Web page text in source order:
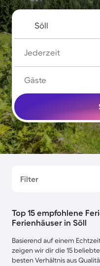
Jederzeit
Gäste
Filter
Top 15 empfohlene
Ferienhäuser in Söll
Basierend auf einem
zeigen wir dir die 15
besten Verhältnis aus